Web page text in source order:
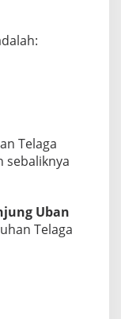
Telaga
sebaliknya
Uban
Telaga